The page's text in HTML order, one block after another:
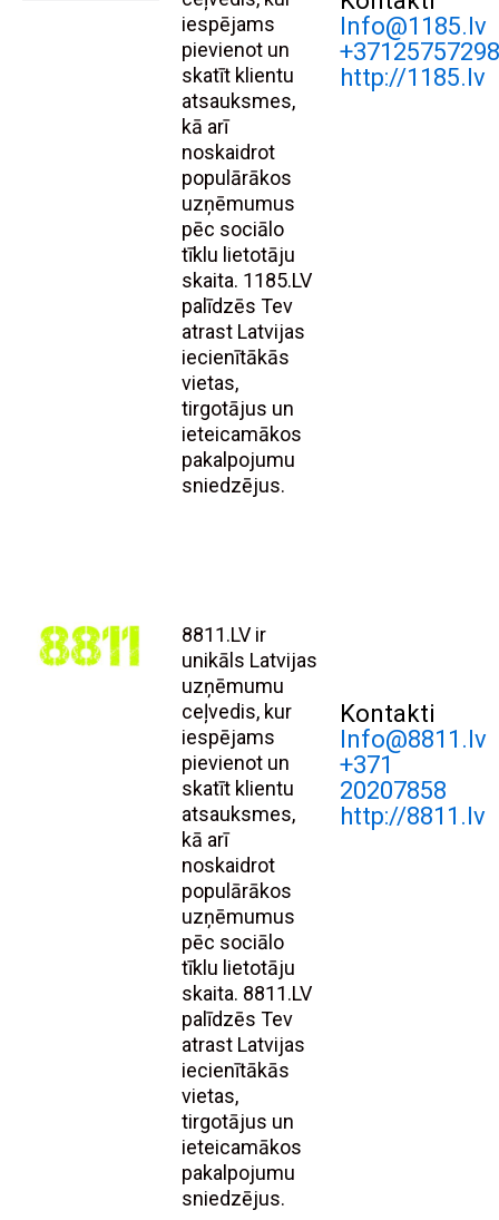
iespējams
pievienot un
skatīt klientu
atsauksmes,
kā arī
noskaidrot
populārākos
uzņēmumus
pēc sociālo
tīklu lietotāju
skaita. 1185.LV
palīdzēs Tev
atrast Latvijas
iecienītākās
vietas,
tirgotājus un
ieteicamākos
pakalpojumu
sniedzējus.
Info@1185.lv
http://1185.lv
8811.LV ir
unikāls Latvijas
uzņēmumu
ceļvedis, kur
iespējams
pievienot un
skatīt klientu
atsauksmes,
kā arī
noskaidrot
populārākos
uzņēmumus
pēc sociālo
tīklu lietotāju
skaita. 8811.LV
palīdzēs Tev
atrast Latvijas
iecienītākās
vietas,
tirgotājus un
ieteicamākos
pakalpojumu
sniedzējus.
Kontakti
Info@8811.lv
+371
20207858
http://8811.lv